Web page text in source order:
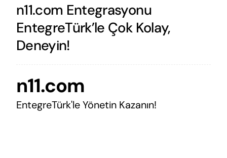
n11.com Entegrasyonu
EntegreTürk’le Çok Kolay,
Deneyin!
n11.com
EntegreTürk'le Yönetin Kazanın!